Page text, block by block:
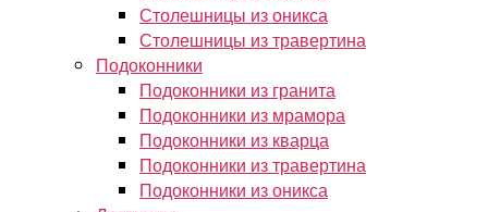
Столешницы из оникса
Столешницы из травертина
Подоконники
Подоконники из гранита
Подоконники из мрамора
Подоконники из кварца
Подоконники из травертина
Подоконники из оникса